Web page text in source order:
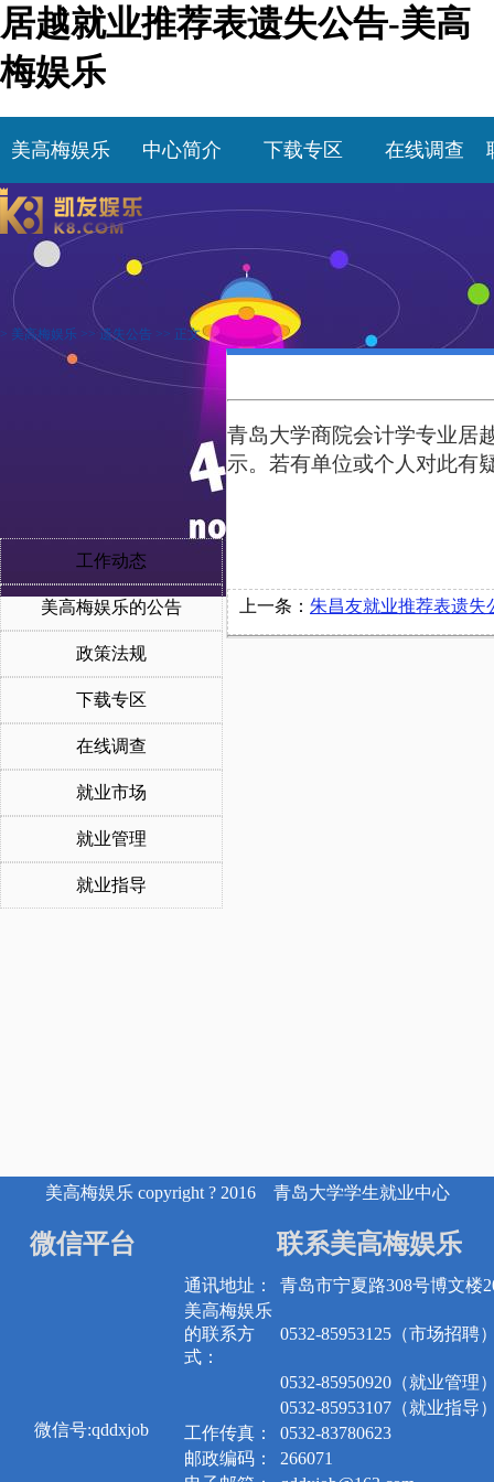
居越就业推荐表遗失公告-美高
梅娱乐
美高梅娱乐 中心简介 下载专区 在线调查
> 美高梅娱乐 >> 遗失公告 >> 正文
工作动态
美高梅娱乐的公告
政策法规
下载专区
在线调查
就业市场
就业管理
就业指导
青岛大学商院会计学专业居
示。若有单位或个人对此有
上一条： 朱昌友就业推荐表遗失
美高梅娱乐 copyright ? 2016 青岛大学学生就业中心
微信平台
微信号:qddxjob
联系美高梅娱乐
通讯地址：
青岛市宁夏路308号博文楼
美高梅娱乐
的联系方
式：
0532-85953125（市场招聘
0532-85950920（就业管理
0532-85953107（就业指导
工作传真：
0532-83780623
邮政编码：
266071